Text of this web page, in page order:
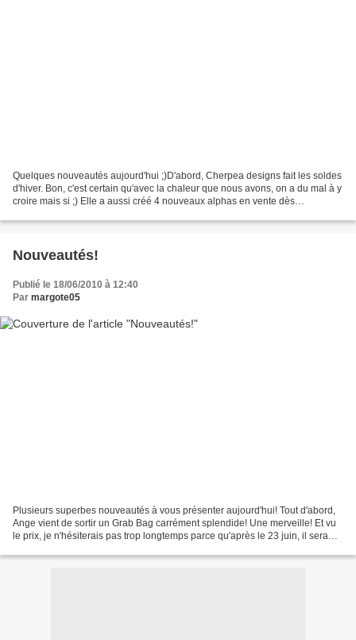
Quelques nouveautés aujourd'hui ;)D'abord, Cherpea designs fait les soldes
d'hiver. Bon, c'est certain qu'avec la chaleur que nous avons, on a du mal à y
croire mais si ;) Elle a aussi créé 4 nouveaux alphas en vente dès
Nouveautés!
Publié le 18/06/2010 à 12:40
Par margote05
Plusieurs superbes nouveautés à vous présenter aujourd'hui! Tout d'abord,
Ange vient de sortir un Grab Bag carrément splendide! Une merveille! Et vu
le prix, je n'hésiterais pas trop longtemps parce qu'après le 23 juin, il sera